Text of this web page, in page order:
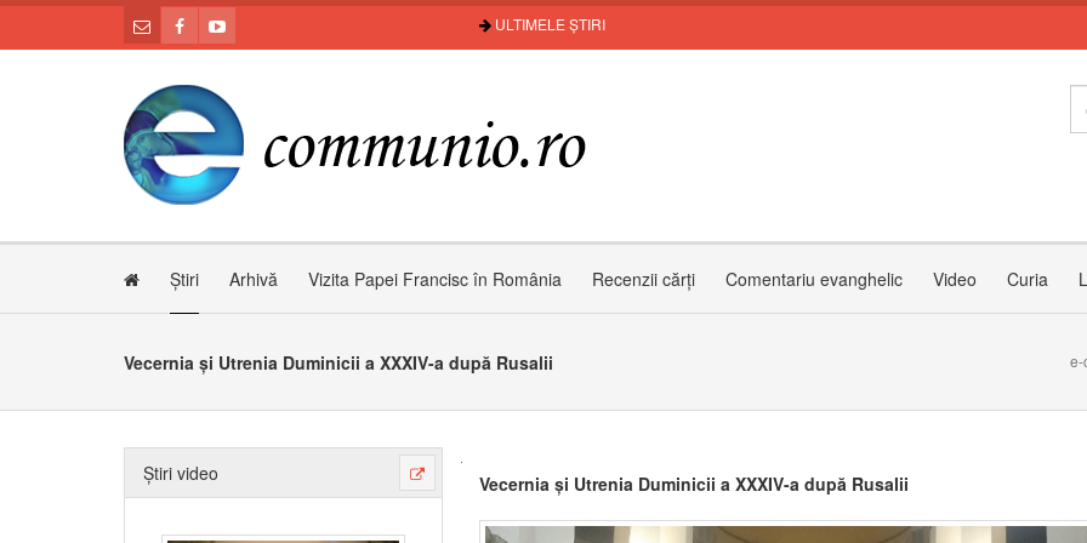
ULTIMELE ȘTIRI
Știri Arhivă Vizita Papei Francisc în România Recenzii cărți Comentariu evanghelic Video Curia
Vecernia și Utrenia Duminicii a XXXIV-a după Rusalii e-
Știri video Vecernia și Utrenia Duminicii a XXXIV-a după Rusalii